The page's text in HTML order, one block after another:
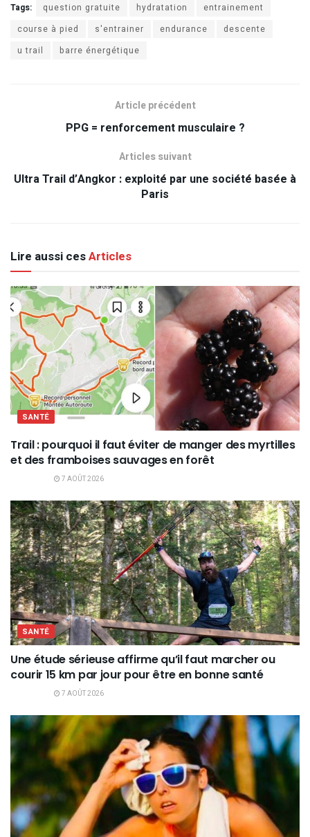
Tags: question gratuite hydratation
entrainement
course à pied
s'entrainer endurance
descente
u trail
barre énergétique
Article précédent
PPG = renforcement musculaire ?
Articles suivant
Ultra Trail d’Angkor : exploité par une société basée à
Paris
Lire aussi cesArticles
SANTÉ
Trail : pourquoi il faut éviter de manger des myrtilles
et des framboises sauvages en forêt
7 AOÛT 2026
SANTÉ
Une étude sérieuse affirme qu’il faut marcher ou
courir 15 km par jour pour être en bonne santé
7 AOÛT 2026